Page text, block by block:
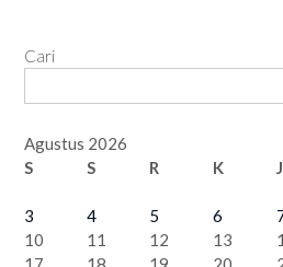
Cari
Agustus 2026
S
S R K J
3
4 5 6
10
11 12 13